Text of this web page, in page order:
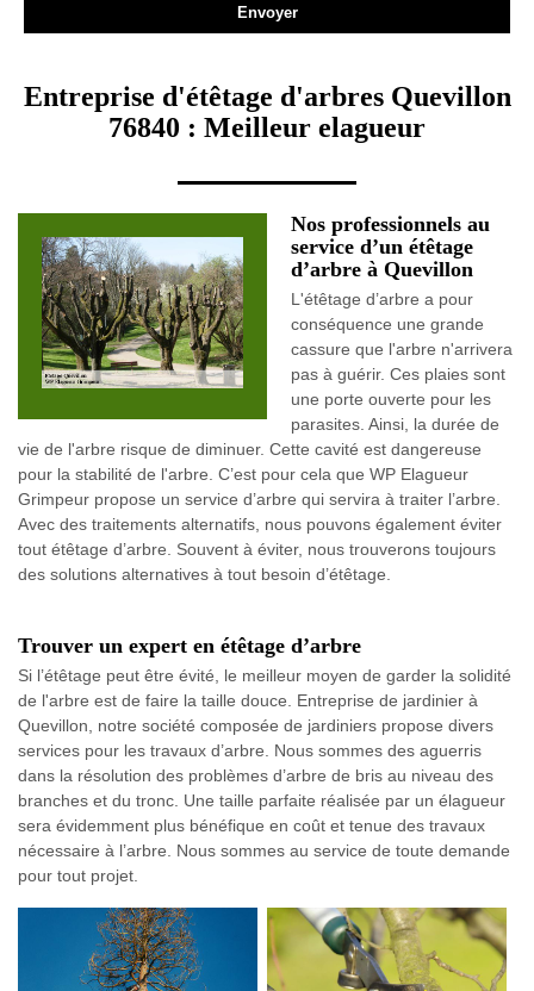
Entreprise d'étêtage d'arbres Quevillon
76840 : Meilleur elagueur
Nos professionnels au
service d’un étêtage
d’arbre à Quevillon
L'étêtage d’arbre a pour
conséquence une grande
cassure que l'arbre n'arrivera
pas à guérir. Ces plaies sont
une porte ouverte pour les
parasites. Ainsi, la durée de
vie de l'arbre risque de diminuer. Cette cavité est dangereuse
pour la stabilité de l'arbre. C’est pour cela que WP Elagueur
Grimpeur propose un service d’arbre qui servira à traiter l’arbre.
Avec des traitements alternatifs, nous pouvons également éviter
tout étêtage d’arbre. Souvent à éviter, nous trouverons toujours
des solutions alternatives à tout besoin d’étêtage.
Trouver un expert en étêtage d’arbre
Si l’étêtage peut être évité, le meilleur moyen de garder la solidité
de l'arbre est de faire la taille douce. Entreprise de jardinier à
Quevillon, notre société composée de jardiniers propose divers
services pour les travaux d’arbre. Nous sommes des aguerris
dans la résolution des problèmes d’arbre de bris au niveau des
branches et du tronc. Une taille parfaite réalisée par un élagueur
sera évidemment plus bénéfique en coût et tenue des travaux
nécessaire à l’arbre. Nous sommes au service de toute demande
pour tout projet.